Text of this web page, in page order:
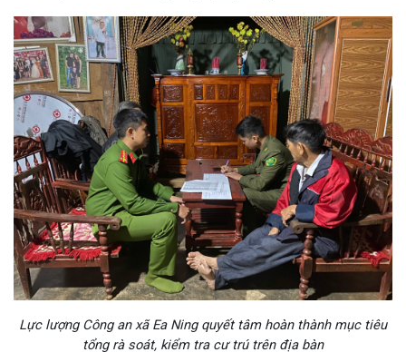
Lực lượng Công an xã Ea Ning quyết tâm hoàn thành mục tiêu
tổng rà soát, kiểm tra cư trú trên địa bàn